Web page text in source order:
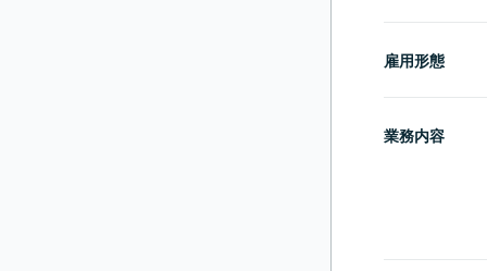
雇用形態
業務内容